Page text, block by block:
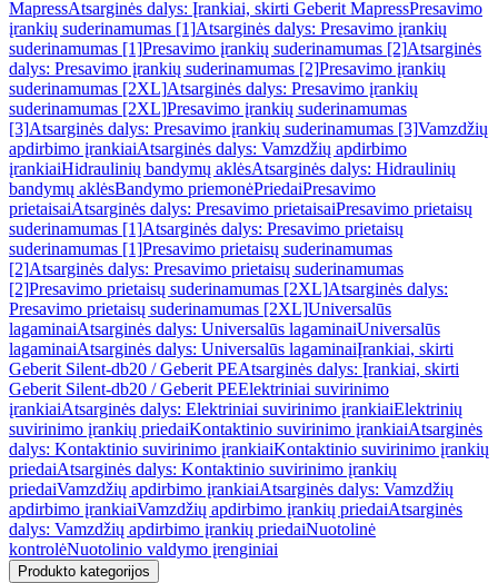
MapressAtsarginės dalys: Įrankiai, skirti Geberit MapressPresavimo
įrankių suderinamumas [1]Atsarginės dalys: Presavimo įrankių
suderinamumas [1]Presavimo įrankių suderinamumas [2]Atsarginės
dalys: Presavimo įrankių suderinamumas [2]Presavimo įrankių
suderinamumas [2XL]Atsarginės dalys: Presavimo įrankių
suderinamumas [2XL]Presavimo įrankių suderinamumas
[3]Atsarginės dalys: Presavimo įrankių suderinamumas [3]Vamzdžių
apdirbimo įrankiaiAtsarginės dalys: Vamzdžių apdirbimo
įrankiaiHidraulinių bandymų aklėsAtsarginės dalys: Hidraulinių
bandymų aklėsBandymo priemonėPriedaiPresavimo
prietaisaiAtsarginės dalys: Presavimo prietaisaiPresavimo prietaisų
suderinamumas [1]Atsarginės dalys: Presavimo prietaisų
suderinamumas [1]Presavimo prietaisų suderinamumas
[2]Atsarginės dalys: Presavimo prietaisų suderinamumas
[2]Presavimo prietaisų suderinamumas [2XL]Atsarginės dalys:
Presavimo prietaisų suderinamumas [2XL]Universalūs
lagaminaiAtsarginės dalys: Universalūs lagaminaiUniversalūs
lagaminaiAtsarginės dalys: Universalūs lagaminaiĮrankiai, skirti
Geberit Silent-db20 / Geberit PEAtsarginės dalys: Įrankiai, skirti
Geberit Silent-db20 / Geberit PEElektriniai suvirinimo
įrankiaiAtsarginės dalys: Elektriniai suvirinimo įrankiaiElektrinių
suvirinimo įrankių priedaiKontaktinio suvirinimo įrankiaiAtsarginės
dalys: Kontaktinio suvirinimo įrankiaiKontaktinio suvirinimo įrankių
priedaiAtsarginės dalys: Kontaktinio suvirinimo įrankių
priedaiVamzdžių apdirbimo įrankiaiAtsarginės dalys: Vamzdžių
apdirbimo įrankiaiVamzdžių apdirbimo įrankių priedaiAtsarginės
dalys: Vamzdžių apdirbimo įrankių priedaiNuotolinė
kontrolėNuotolinio valdymo įrenginiai
Produkto kategorijos